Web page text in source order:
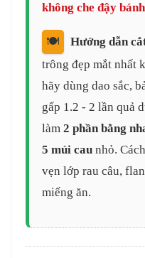
không che đậy bánh
🍽️ Hướng dẫn
trông đẹp mắt nhất
hãy dùng dao sắc,
gấp 1.2 - 2 lần quả
làm 2 phần bằng
5 múi cau nhỏ.
vẹn lớp rau câu,
miếng ăn.